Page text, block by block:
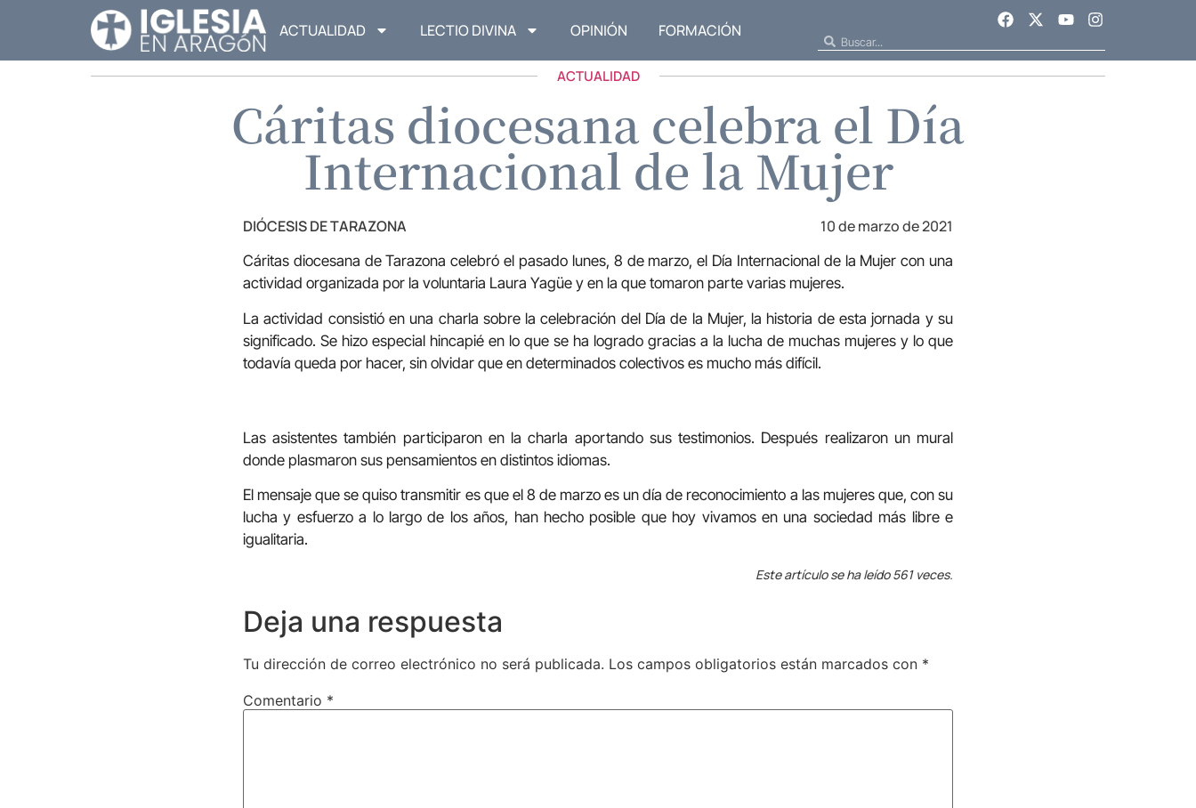
ACTUALIDAD LECTIO DIVINA OPINIÓN FORMACIÓN
ACTUALIDAD
Cáritas diocesana celebra el Día
Internacional de la Mujer
DIÓCESIS DE TARAZONA 10 de marzo de 2021
Cáritas diocesana de Tarazona celebró el pasado lunes, 8 de marzo, el Día Internacional de la Mujer con una
actividad organizada por la voluntaria Laura Yagüe y en la que tomaron parte varias mujeres.
La actividad consistió en una charla sobre la celebración del Día de la Mujer, la historia de esta jornada y su
significado. Se hizo especial hincapié en lo que se ha logrado gracias a la lucha de muchas mujeres y lo que
todavía queda por hacer, sin olvidar que en determinados colectivos es mucho más difícil.
Las asistentes también participaron en la charla aportando sus testimonios. Después realizaron un mural
donde plasmaron sus pensamientos en distintos idiomas.
El mensaje que se quiso transmitir es que el 8 de marzo es un día de reconocimiento a las mujeres que, con su
lucha y esfuerzo a lo largo de los años, han hecho posible que hoy vivamos en una sociedad más libre e
igualitaria.
Este artículo se ha leído 561 veces.
Deja una respuesta
Tu dirección de correo electrónico no será publicada. Los campos obligatorios están marcados con *
Comentario *